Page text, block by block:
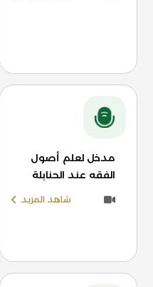
مدخل لعلم أصول
الفقه عند الحنابلة
شاهد المزيد